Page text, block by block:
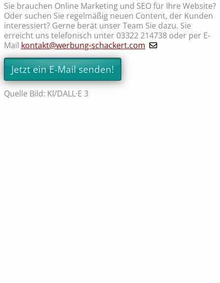
Sie brauchen Online Marketing und SEO für Ihre Website?
Oder suchen Sie regelmäßig neuen Content, der Kunden
interessiert? Gerne berät unser Team Sie dazu. Sie
erreicht uns telefonisch unter 03322 214738 oder per E-
Mail kontakt@werbung-schackert.com
Jetzt ein E-Mail senden!
Quelle Bild: KI/DALL·E 3